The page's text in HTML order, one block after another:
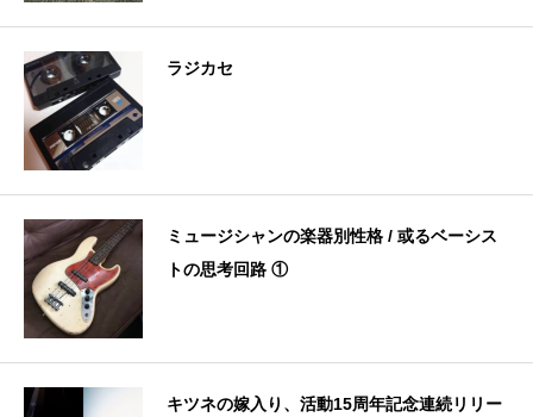
ラジカセ
ミュージシャンの楽器別性格 / 或るベーシス
トの思考回路 ①
キツネの嫁入り、活動15周年記念連続リリー